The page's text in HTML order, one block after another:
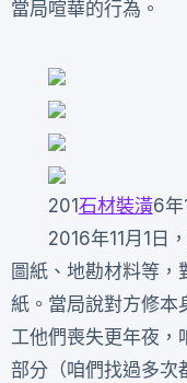
當局喧華的行為。
201石材裝潢6年
2016年11月1日，
圖紙、地勘材料等，
紙。當局說對方修本
工他們喪失更年夜，
部分（咱們找過多次